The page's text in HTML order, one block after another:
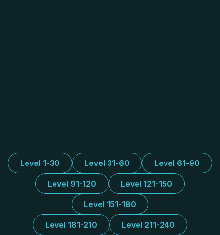
Level 1-30 Level 31-60 Level 61-90
Level 91-120 Level 121-150
Level 151-180
Level 181-210 Level 211-240